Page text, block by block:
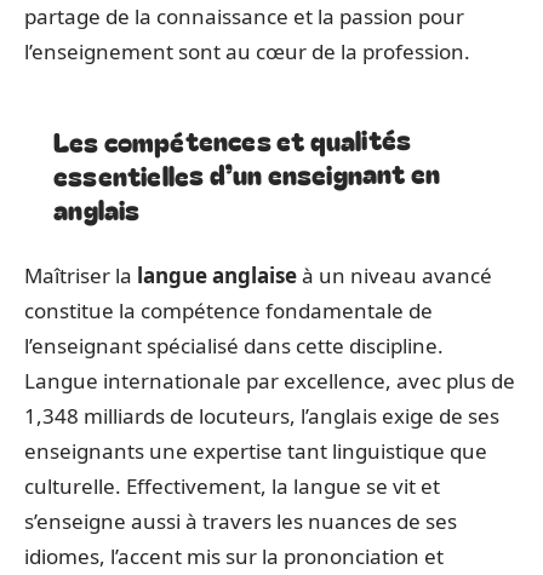
partage de la connaissance et la passion pour
l’enseignement sont au cœur de la profession.
Les compétences et qualités
essentielles d’un enseignant en
anglais
Maîtriser la langue anglaiseà un niveau avancé
constitue la compétence fondamentale de
l’enseignant spécialisé dans cette discipline.
Langue internationale par excellence, avec plus de
1,348 milliards de locuteurs, l’anglais exige de ses
enseignants une expertise tant linguistique que
culturelle. Effectivement, la langue se vit et
s’enseigne aussi à travers les nuances de ses
idiomes, l’accent mis sur la prononciation et